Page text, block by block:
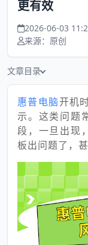
更有效
2026-06-03
来源：原创
文章目录
惠普电脑开机
示。这类问题
段，一旦出现
板出问题了，